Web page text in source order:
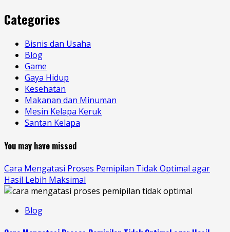
Categories
Bisnis dan Usaha
Blog
Game
Gaya Hidup
Kesehatan
Makanan dan Minuman
Mesin Kelapa Keruk
Santan Kelapa
You may have missed
Cara Mengatasi Proses Pemipilan Tidak Optimal agar
Hasil Lebih Maksimal
Blog